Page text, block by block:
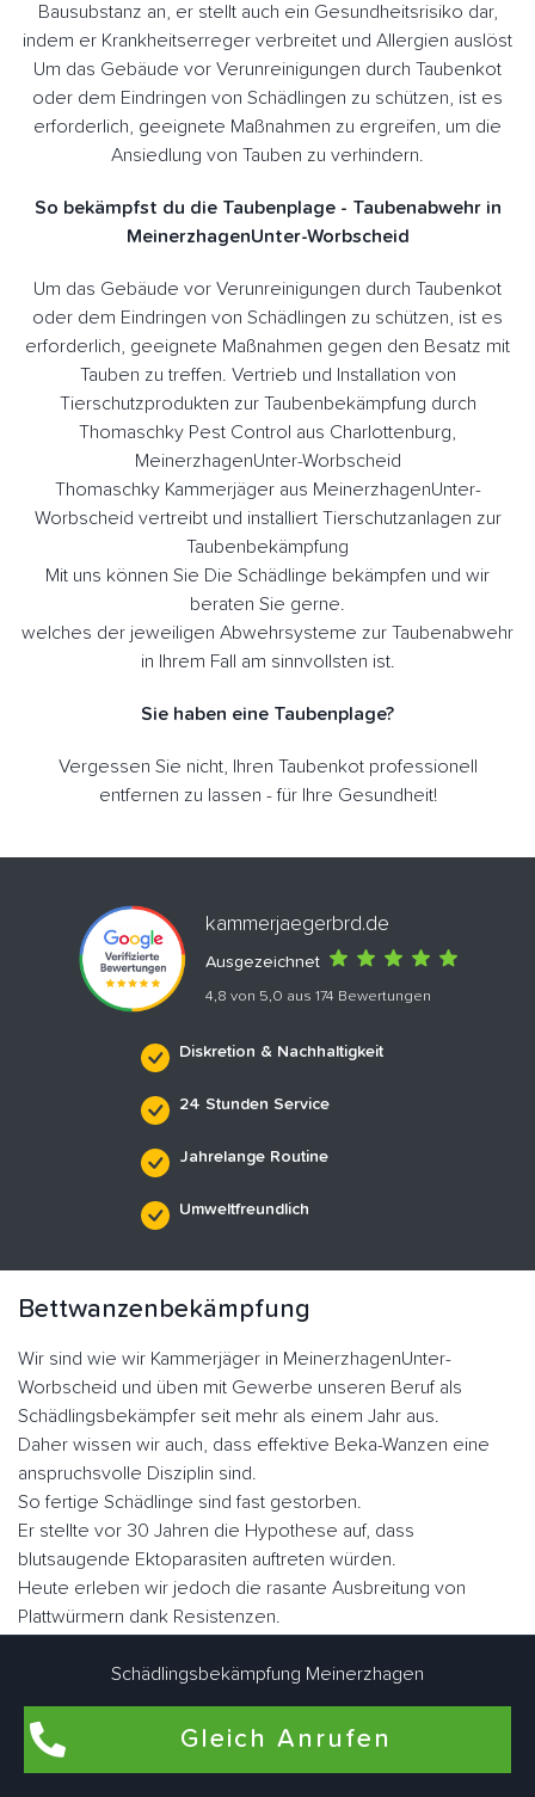
Bausubstanz an, er stellt auch ein Gesundheitsrisiko dar,
indem er Krankheitserreger verbreitet und Allergien auslöst
Um das Gebäude vor Verunreinigungen durch Taubenkot
oder dem Eindringen von Schädlingen zu schützen, ist es
erforderlich, geeignete Maßnahmen zu ergreifen, um die
Ansiedlung von Tauben zu verhindern.
So bekämpfst du die Taubenplage - Taubenabwehr in
MeinerzhagenUnter-Worbscheid
Um das Gebäude vor Verunreinigungen durch Taubenkot
oder dem Eindringen von Schädlingen zu schützen, ist es
erforderlich, geeignete Maßnahmen gegen den Besatz mit
Tauben zu treffen. Vertrieb und Installation von
Tierschutzprodukten zur Taubenbekämpfung durch
Thomaschky Pest Control aus Charlottenburg,
MeinerzhagenUnter-Worbscheid
Thomaschky Kammerjäger aus MeinerzhagenUnter-
Worbscheid vertreibt und installiert Tierschutzanlagen zur
Taubenbekämpfung
Mit uns können Sie Die Schädlinge bekämpfen und wir
beraten Sie gerne.
welches der jeweiligen Abwehrsysteme zur Taubenabwehr
in Ihrem Fall am sinnvollsten ist.
Sie haben eine Taubenplage?
Vergessen Sie nicht, Ihren Taubenkot professionell
entfernen zu lassen - für Ihre Gesundheit!
kammerjaegerbrd.de
Ausgezeichnet
4,8 von 5,0 aus 174 Bewertungen
Diskretion & Nachhaltigkeit
24 Stunden Service
Jahrelange Routine
Umweltfreundlich
Bettwanzenbekämpfung
Wir sind wie wir Kammerjäger in MeinerzhagenUnter-
Worbscheid und üben mit Gewerbe unseren Beruf als
Schädlingsbekämpfer seit mehr als einem Jahr aus.
Daher wissen wir auch, dass effektive Beka-Wanzen eine
anspruchsvolle Disziplin sind.
So fertige Schädlinge sind fast gestorben.
Er stellte vor 30 Jahren die Hypothese auf, dass
blutsaugende Ektoparasiten auftreten würden.
Heute erleben wir jedoch die rasante Ausbreitung von
Plattwürmern dank Resistenzen.
sehr gut angepasst.
Er hat seine Flügel verloren, seinen Körper, was dazu
geführt hat, dass er sich in vielen Ecken und Winkeln
versteckt hat, sein Augenlicht ist verkümmert.
Schädlingsbekämpfung Meinerzhagen
Gleich Anrufen